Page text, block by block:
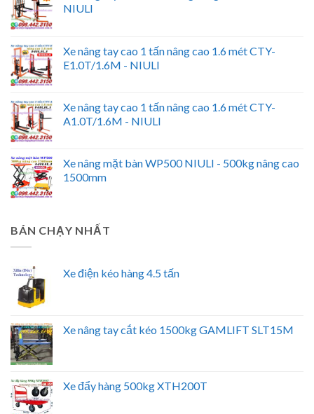
NIULI
Xe nâng tay cao 1 tấn nâng cao 1.6 mét CTY-
E1.0T/1.6M - NIULI
Xe nâng tay cao 1 tấn nâng cao 1.6 mét CTY-
A1.0T/1.6M - NIULI
Xe nâng mặt bàn WP500 NIULI - 500kg nâng cao
1500mm
BÁN CHẠY NHẤT
Xe điện kéo hàng 4.5 tấn
Xe nâng tay cắt kéo 1500kg GAMLIFT SLT15M
Xe đẩy hàng 500kg XTH200T